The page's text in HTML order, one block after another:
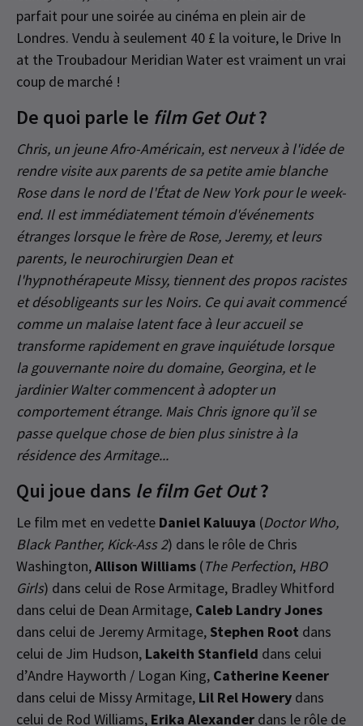
parfait pour une soirée au cinéma en plein air de
Londres. Vendu à seulement 40 £ la voiture, le Drive In
at the Troubadour Meridian Water est vraiment un vrai
coup de marché !
De quoi parle le film Get Out?
Chris, un jeune Afro-Américain, est nerveux à l'idée de
rendre visite aux parents de sa petite amie blanche
Rose dans le nord de l'État de New York pour le week-
end. Il est immédiatement témoin d'événements
étranges lorsque le frère de Rose, Jeremy, et leurs
parents, le neurochirurgien Dean et
l'hypnothérapeute Missy, tiennent des propos racistes
et désobligeants sur les Noirs. Ce qui avait commencé
comme un malaise latent face à leur accueil se
transforme rapidement en grave inquiétude lorsque
la gouvernante noire du domaine, Georgina, et le
jardinier Walter commencent à adopter un
comportement étrange. Mais Chris ignore qu’il se
passe quelque chose de bien plus sinistre à la
résidence des Armitage...
Qui joue dans le film Get Out?
Le film met en vedette Daniel Kaluuya (Doctor Who,
Black Panther, Kick-Ass 2) dans le rôle de Chris
Washington,Allison Williams (The Perfection, HBO
Girls) dans celui de Rose Armitage, Bradley Whitford
dans celui de Dean Armitage, Caleb Landry Jones
dans celui de Jeremy Armitage, Stephen Root dans
celui de Jim Hudson, Lakeith Stanfield dans celui
d’Andre Hayworth / Logan King, Catherine Keener
dans celui de Missy Armitage, Lil Rel Howery dans
celui de Rod Williams, Erika Alexander dans le rôle de